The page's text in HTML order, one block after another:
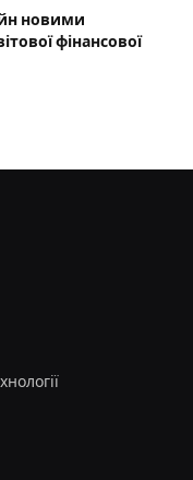
новими
фінансової